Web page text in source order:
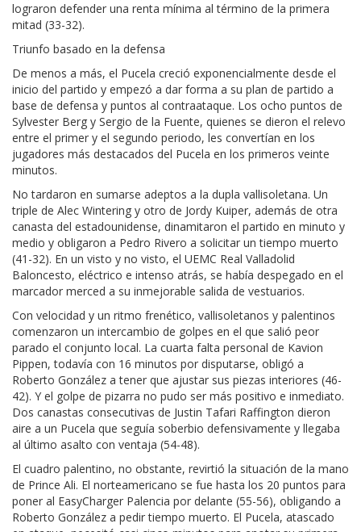
lograron defender una renta mínima al término de la primera
mitad (33-32).
Triunfo basado en la defensa
De menos a más, el Pucela creció exponencialmente desde el
inicio del partido y empezó a dar forma a su plan de partido a
base de defensa y puntos al contraataque. Los ocho puntos de
Sylvester Berg y Sergio de la Fuente, quienes se dieron el relevo
entre el primer y el segundo periodo, les convertían en los
jugadores más destacados del Pucela en los primeros veinte
minutos.
No tardaron en sumarse adeptos a la dupla vallisoletana. Un
triple de Alec Wintering y otro de Jordy Kuiper, además de otra
canasta del estadounidense, dinamitaron el partido en minuto y
medio y obligaron a Pedro Rivero a solicitar un tiempo muerto
(41-32). En un visto y no visto, el UEMC Real Valladolid
Baloncesto, eléctrico e intenso atrás, se había despegado en el
marcador merced a su inmejorable salida de vestuarios.
Con velocidad y un ritmo frenético, vallisoletanos y palentinos
comenzaron un intercambio de golpes en el que salió peor
parado el conjunto local. La cuarta falta personal de Kavion
Pippen, todavía con 16 minutos por disputarse, obligó a
Roberto González a tener que ajustar sus piezas interiores (46-
42). Y el golpe de pizarra no pudo ser más positivo e inmediato.
Dos canastas consecutivas de Justin Tafari Raffington dieron
aire a un Pucela que seguía soberbio defensivamente y llegaba
al último asalto con ventaja (54-48).
El cuadro palentino, no obstante, revirtió la situación de la mano
de Prince Ali. El norteamericano se fue hasta los 20 puntos para
poner al EasyCharger Palencia por delante (55-56), obligando a
Roberto González a pedir tiempo muerto. El Pucela, atascado